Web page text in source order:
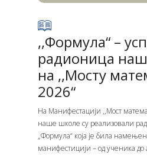
,,Формула“ –
радионица
на ,,Мосту
2026“
На Манифестацији ,,Мост
наше школе су реализовали
„Формула“ која је била
манифестицији – од ученика до